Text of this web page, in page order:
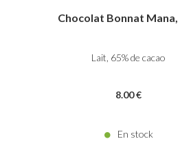
Chocolat Bonnat
Lait, 65% de cacao
8.00€
En stock